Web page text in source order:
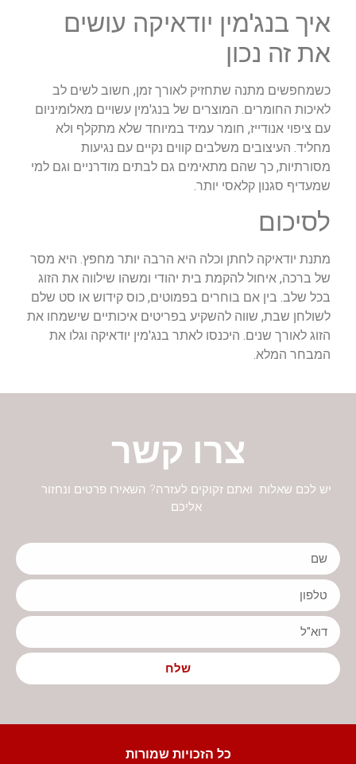
איך בנג'מין יודאיקה עושים
את זה נכון
כשמחפשים מתנה שתחזיק לאורך זמן, חשוב לשים לב
לאיכות החומרים. המוצרים של בנג'מין עשויים מאלומיניום
עם ציפוי אנודייז, חומר עמיד במיוחד שלא מתקלף ולא
מחליד. העיצובים משלבים קווים נקיים עם נגיעות
מסורתיות, כך שהם מתאימים גם לבתים מודרניים וגם למי
שמעדיף סגנון קלאסי יותר.
לסיכום
מתנת יודאיקה לחתן וכלה היא הרבה יותר מחפץ. היא מסר
של ברכה, איחול להקמת בית יהודי ומשהו שילווה את הזוג
בכל שלב. בין אם בוחרים בפמוטים, כוס קידוש או סט שלם
לשולחן שבת, שווה להשקיע בפריטים איכותיים שישמחו את
הזוג לאורך שנים. היכנסו לאתר בנג'מין יודאיקה וגלו את
המבחר המלא.
צרו קשר
יש לכם שאלות ואתם זקוקים לעזרה? השאירו פרטים ונחזור
אליכם
שלח
כל הזכויות שמורות